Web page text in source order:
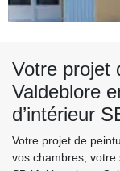
Votre projet
Valdeblore
d’intérieur
Votre projet de
vos chambres, votre